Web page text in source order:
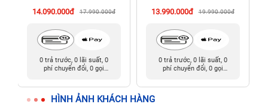
14.090.000đ
17.990.000đ
0 trả trước, 0 lãi suất, 0
phí chuyển đổi, 0 gọi
13.990.000đ
19.990.000đ
0 trả trước, 0 lãi suất, 0
phí chuyển đổi, 0 gọi
HÌNH ẢNH KHÁCH HÀNG